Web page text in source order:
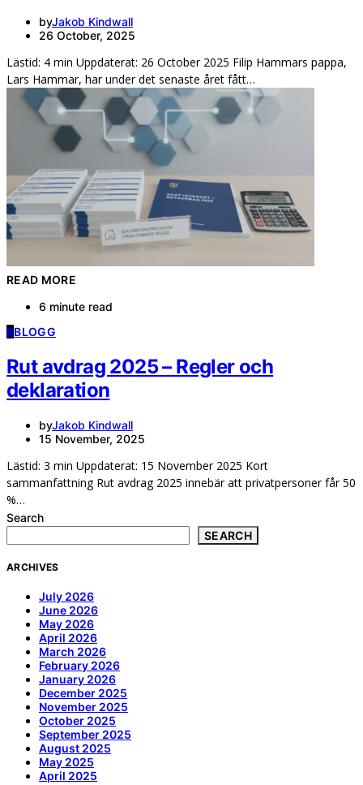
byJakob Kindwall
26 October, 2025
Lästid: 4 min Uppdaterat: 26 October 2025 Filip Hammars pappa,
Lars Hammar, har under det senaste året fått…
READ MORE
6 minute read
BBLOGG
Rut avdrag 2025 – Regler och
deklaration
byJakob Kindwall
15 November, 2025
Lästid: 3 min Uppdaterat: 15 November 2025 Kort
sammanfattning Rut avdrag 2025 innebär att privatpersoner får 50
%…
Search
SEARCH
ARCHIVES
July 2026
June 2026
May 2026
April 2026
March 2026
February 2026
January 2026
December 2025
November 2025
October 2025
September 2025
August 2025
May 2025
April 2025